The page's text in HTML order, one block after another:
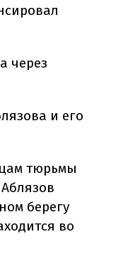
через
и его
тюрьмы
берегу
во